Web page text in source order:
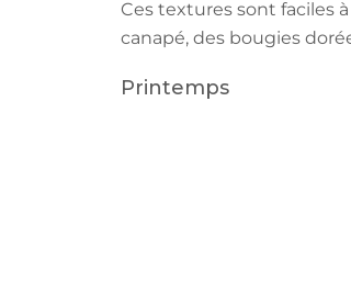
Ces textures sont faciles
canapé, des bougies
Printemps